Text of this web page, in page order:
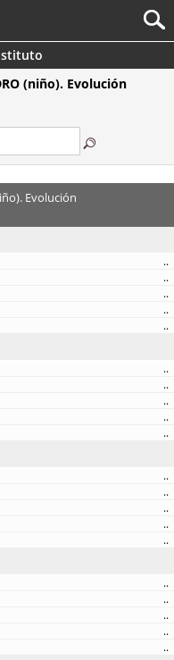
(niño). Evolución
Evolución
..
..
..
..
..
..
..
..
..
..
..
..
..
..
..
..
..
..
..
..